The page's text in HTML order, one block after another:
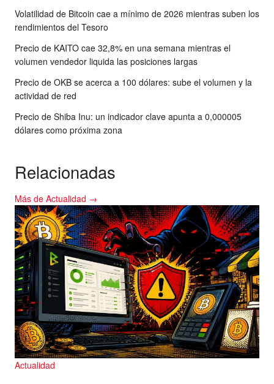
Volatilidad de Bitcoin cae a mínimo de 2026 mientras suben los
rendimientos del Tesoro
Precio de KAITO cae 32,8% en una semana mientras el
volumen vendedor liquida las posiciones largas
Precio de OKB se acerca a 100 dólares: sube el volumen y la
actividad de red
Precio de Shiba Inu: un indicador clave apunta a 0,000005
dólares como próxima zona
Relacionadas
Más de Actualidad →
Actualidad